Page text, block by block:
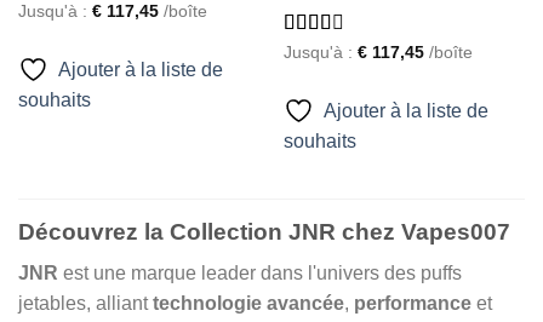
Jusqu'à : €117,45/boîte
Ajouter à la liste de
souhaits
Rated
5
Jusqu'à : €117,45/boîte
Ajouter à la liste de
souhaits
Découvrez la Collection JNR chez Vapes007
JNR est une marque leader dans l'univers des puffs
jetables, allianttechnologie avancée, performance et